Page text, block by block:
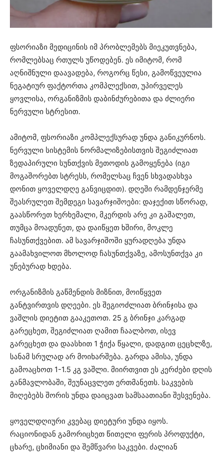
ფსორიაზი მედიცინის იმ პრობლემებს მიეკუთვნება,
რომლებსაც რთულს უწოდებენ. ეს იმიტომ, რომ
აღნიშნული დაავადება, როგორც წესი, გამოწვეულია
ნეგატიურ ფაქტორთა კომპლექსით, უპირველეს
ყოვლისა, ორგანიზმის დაბინძურებითა და ძლიერი
ნერვული სტრესით.
ამიტომ, ფსორიაზი კომპლექსურად უნდა განიკურნოს.
ნერვული სისტემის ნორმალიზებისთვის შეგიძლიათ
ზედაპირული სუნთქვის მეთოდის გამოყენება (იგი
მოგაშორებთ სტრესს, რომელსაც ჩვენ სხვადასხვა
დონით ყოველდღე განვიცდით). დღეში რამდენჯერმე
შეასრულეთ შემდეგი სავარჯიშოები: დაჯექით სწორად,
გაასწორეთ ხერხემალი, მკერდის არე კი გაშალეთ,
თუმცა მოადუნეთ, და დაიწყეთ ხშირი, მოკლე
ჩასუნთქვებით. ამ სავარჯიშოში ყურადღება უნდა
გაამახვილოთ მხოლოდ ჩასუნთქვაზე, ამოსუნთქვა კი
უნებურად ხდება.
ორგანიზმის გაწმენდის მიზნით, მოიწყვეთ
განტვირთვის დღეები. ეს შეგიოძლიათ ბრინჯისა და
ვაშლის დიეტით გააკეთოთ. 25 გ ბრინჯი კარგად
გარეცხეთ, შეგიძლიათ ღამით ჩაალბოთ, ისევ
გარეცხეთ და დაასხით 1 ჭიქა წყალი, დადგით ცეცხლზე,
სანამ სრულად არ მოიხარშება. გარდა ამისა, უნდა
გამოაცხოთ 1-1.5 კგ ვაშლი. მიირთვით ეს კერძები დღის
განმავლობაში, შეუნაცვლეთ ერთმანეთს. საკვების
მიღებებს შორის უნდა დაიცვათ სამსაათიანი შესვენება.
ყოველდღიური კვებაც დიეტური უნდა იყოს.
რაციონიდან გამორიცხეთ წითელი ფერის პროდუქტი,
ცხარე, ცხიმიანი და შემწვარი საკვები. ძალიან